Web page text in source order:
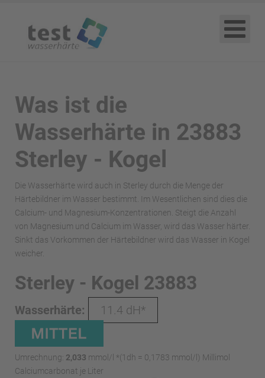
Was ist die
Wasserhärte in 23883
Sterley - Kogel
Die Wasserhärte wird auch in Sterley durch die Menge der
Härtebildner im Wasser bestimmt. Im Wesentlichen sind dies die
Calcium- und Magnesium-Konzentrationen. Steigt die Anzahl
von Magnesium und Calcium im Wasser, wird das Wasser härter.
Sinkt das Vorkommen der Härtebildner wird das Wasser in Kogel
weicher.
Sterley - Kogel 23883
Wasserhärte: 11.4 dH*
Umrechnung: 2,033 mmol/l *(1dh = 0,1783 mmol/l) Millimol
Calciumcarbonat je Liter